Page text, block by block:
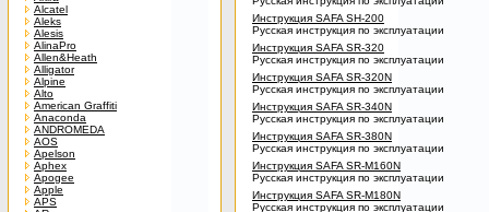
Alcatel
Aleks
Alesis
AlinaPro
Allen&Heath
Alligator
Alpine
Alto
American Graffiti
Anaconda
ANDROMEDA
AOS
Apelson
Aphex
Apogee
Apple
APS
Инструкция SAFA SH-200
Русская инструкция по эксплуатации
Инструкция SAFA SR-320
Русская инструкция по эксплуатации
Инструкция SAFA SR-320N
Русская инструкция по эксплуатации
Инструкция SAFA SR-340N
Русская инструкция по эксплуатации
Инструкция SAFA SR-380N
Русская инструкция по эксплуатации
Инструкция SAFA SR-M160N
Русская инструкция по эксплуатации
Инструкция SAFA SR-M180N
Русская инструкция по эксплуатации